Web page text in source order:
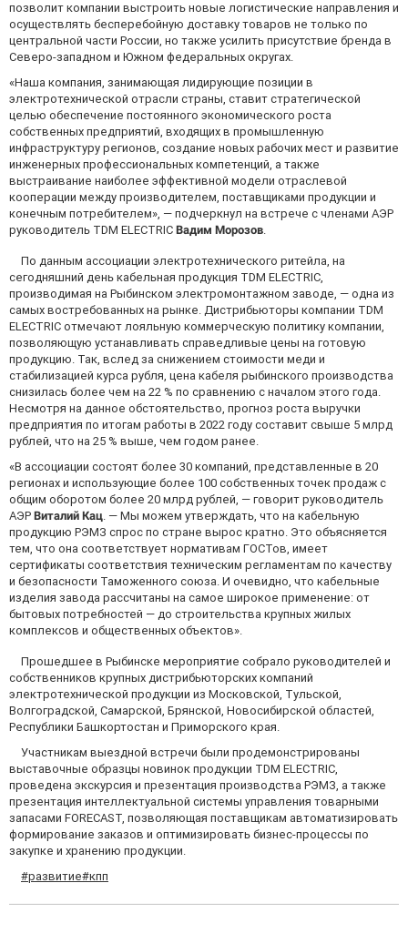
позволит компании выстроить новые логистические направления и
осуществлять бесперебойную доставку товаров не только по
центральной части России, но также усилить присутствие бренда в
Северо-западном и Южном федеральных округах.
«Наша компания, занимающая лидирующие позиции в
электротехнической отрасли страны, ставит стратегической
целью обеспечение постоянного экономического роста
собственных предприятий, входящих в промышленную
инфраструктуру регионов, создание новых рабочих мест и развитие
инженерных профессиональных компетенций, а также
выстраивание наиболее эффективной модели отраслевой
кооперации между производителем, поставщиками продукции и
конечным потребителем», — подчеркнул на встрече с членами АЭР
руководитель TDM ELECTRIC Вадим Морозов.
По данным ассоциации электротехнического ритейла, на
сегодняшний день кабельная продукция TDM ELECTRIC,
производимая на Рыбинском электромонтажном заводе, — одна из
самых востребованных на рынке. Дистрибьюторы компании TDM
ELECTRIC отмечают лояльную коммерческую политику компании,
позволяющую устанавливать справедливые цены на готовую
продукцию. Так, вслед за снижением стоимости меди и
стабилизацией курса рубля, цена кабеля рыбинского производства
снизилась более чем на 22 % по сравнению с началом этого года.
Несмотря на данное обстоятельство, прогноз роста выручки
предприятия по итогам работы в 2022 году составит свыше 5 млрд
рублей, что на 25 % выше, чем годом ранее.
«В ассоциации состоят более 30 компаний, представленные в 20
регионах и использующие более 100 собственных точек продаж с
общим оборотом более 20 млрд рублей, — говорит руководитель
АЭР Виталий Кац. — Мы можем утверждать, что на кабельную
продукцию РЭМЗ спрос по стране вырос кратно. Это объясняется
тем, что она соответствует нормативам ГОСТов, имеет
сертификаты соответствия техническим регламентам по качеству
и безопасности Таможенного союза. И очевидно, что кабельные
изделия завода рассчитаны на самое широкое применение: от
бытовых потребностей — до строительства крупных жилых
комплексов и общественных объектов».
Прошедшее в Рыбинске мероприятие собрало руководителей и
собственников крупных дистрибьюторских компаний
электротехнической продукции из Московской, Тульской,
Волгоградской, Самарской, Брянской, Новосибирской областей,
Республики Башкортостан и Приморского края.
Участникам выездной встречи были продемонстрированы
выставочные образцы новинок продукции TDM ELECTRIC,
проведена экскурсия и презентация производства РЭМЗ, а также
презентация интеллектуальной системы управления товарными
запасами FORECAST, позволяющая поставщикам автоматизировать
формирование заказов и оптимизировать бизнес-процессы по
закупке и хранению продукции.
#развитие#кпп